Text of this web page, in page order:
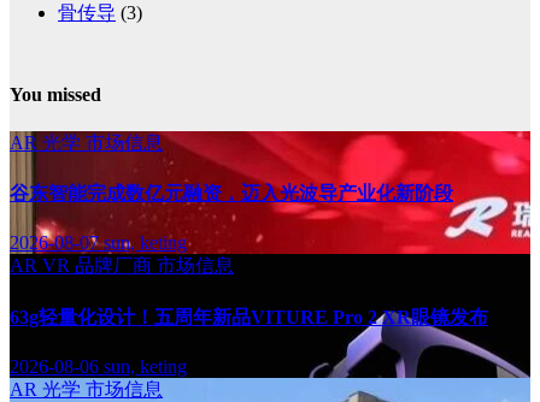
骨传导 (3)
You missed
AR 光学 市场信息
谷东智能完成数亿元融资，迈入光波导产业化新阶段
2026-08-07sun, keting
AR VR 品牌厂商 市场信息
63g轻量化设计！五周年新品VITURE Pro 2 XR眼镜发布
2026-08-06 sun, keting
AR 光学 市场信息